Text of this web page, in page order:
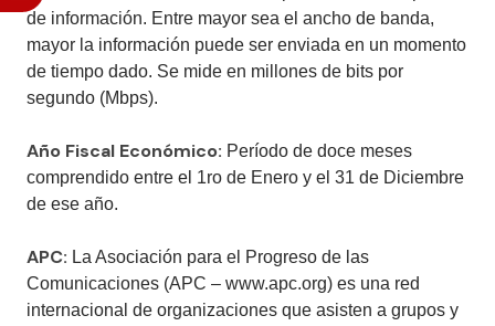
de información. Entre mayor sea el ancho de banda,
mayor la información puede ser enviada en un momento
de tiempo dado. Se mide en millones de bits por
segundo (Mbps).
Año Fiscal Económico: Período de doce meses
comprendido entre el 1ro de Enero y el 31 de Diciembre
de ese año.
APC: La Asociación para el Progreso de las
Comunicaciones (APC – www.apc.org) es una red
internacional de organizaciones que asisten a grupos y